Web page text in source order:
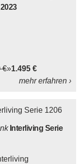
€ 1.495 €
mehr erfahren ›
Interliving Serie